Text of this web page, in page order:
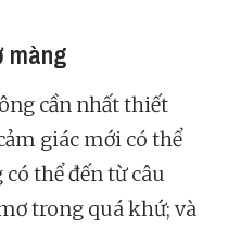
màng
cần nhất thiết
giác mới có thể
thể đến từ câu
trong quá khứ; và